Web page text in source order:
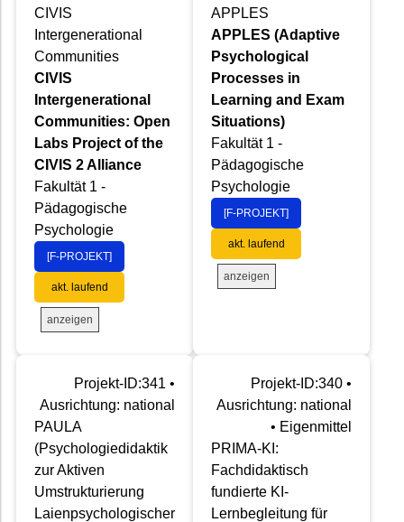
CIVIS
Intergenerational
Communities
CIVIS
Intergenerational
Communities: Open
Labs Project of the
CIVIS 2 Alliance
Fakultät 1 -
Pädagogische
Psychologie
[F-PROJEKT]
akt. laufend
anzeigen
APPLES
APPLES (Adaptive
Psychological
Processes in
Learning and Exam
Situations)
Fakultät 1 -
Pädagogische
Psychologie
[F-PROJEKT]
akt. laufend
anzeigen
Projekt-ID:341 •
Ausrichtung: national
PAULA
(Psychologiedidaktik
zur Aktiven
Umstrukturierung
Laienpsychologischer
Projekt-ID:340 •
Ausrichtung: national
• Eigenmittel
PRIMA-KI:
Fachdidaktisch
fundierte KI-
Lernbegleitung für